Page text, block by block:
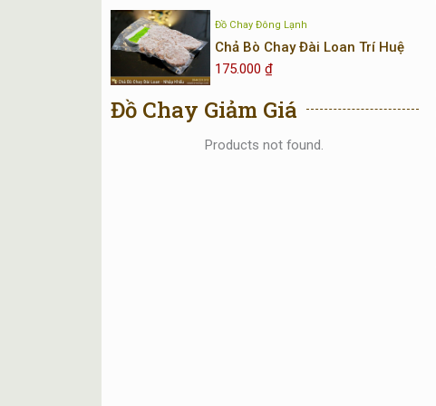
Đồ Chay Đông Lạnh
Chả Bò Chay Đài Loan Trí Huệ
175.000 ₫
Đồ Chay Giảm Giá
Products not found.